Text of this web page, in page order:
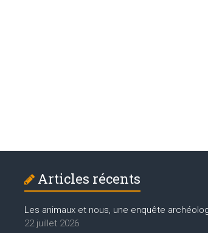
Articles récents
Les animaux et nous, une enquête
22 juillet 2026